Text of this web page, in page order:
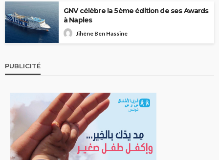
GNV célèbre la 5ème édition de ses Awards
à Naples
Jihène Ben Hassine
PUBLICITÉ